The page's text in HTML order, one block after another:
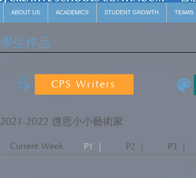
ABOUT US ACADEMICS STUDENT GROWTH TEAMS
學生作品
CPS Writers
2021-2022 啓思小小藝術家
Current Week P1 ｜ P2 ｜ P3 ｜